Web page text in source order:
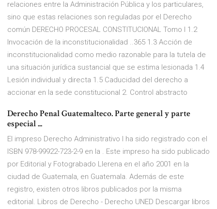
relaciones entre la Administración Pública y los particulares,
sino que estas relaciones son reguladas por el Derecho
común DERECHO PROCESAL CONSTITUCIONAL Tomo I 1.2
Invocación de la inconstitucionalidad ..365 1.3 Acción de
inconstitucionalidad como medio razonable para la tutela de
una situación jurídica sustancial que se estima lesionada 1.4
Lesión individual y directa 1.5 Caducidad del derecho a
accionar en la sede constitucional 2. Control abstracto
Derecho Penal Guatemalteco. Parte general y parte
especial ...
El impreso Derecho Administrativo I ha sido registrado con el
ISBN 978-99922-723-2-9 en la . Este impreso ha sido publicado
por Editorial y Fotograbado Llerena en el año 2001 en la
ciudad de Guatemala, en Guatemala. Además de este
registro, existen otros libros publicados por la misma
editorial. Libros de Derecho - Derecho UNED Descargar libros